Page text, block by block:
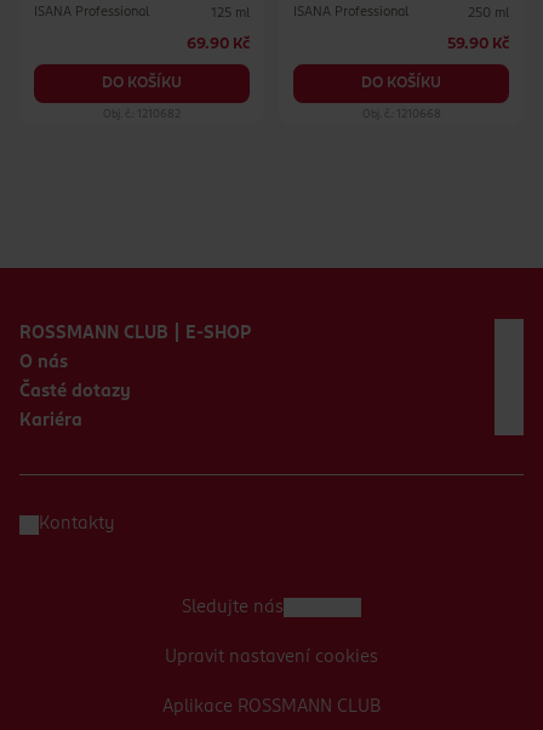
ISANA Professional 125 ml
69.90 Kč
DO KOŠÍKU
Obj. č.: 1210682
ISANA Professional 250 ml
59.90 Kč
DO KOŠÍKU
Obj. č.: 1210668
ROSSMANN CLUB | E-SHOP
O nás
Časté dotazy
Kariéra
Kontakty
Aplikace ROSSMANN CLUB
Sledujte nás
Upravit nastavení cookies